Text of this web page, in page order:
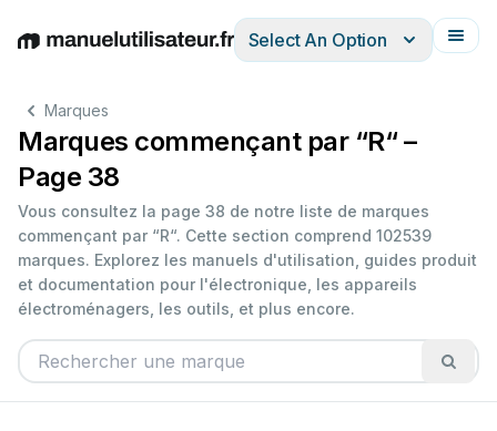
EnglishDeutschEspañolItalianoFrançais
Select An Option
Marques
Marques commençant par “R“ –
Page 38
Vous consultez la page 38 de notre liste de marques
commençant par “R“. Cette section comprend 102539
marques. Explorez les manuels d'utilisation, guides produit
et documentation pour l'électronique, les appareils
électroménagers, les outils, et plus encore.